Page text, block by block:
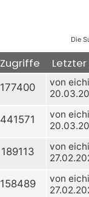
Die
Zugriffe
177400 von
441571 von
189113 von
158489 von